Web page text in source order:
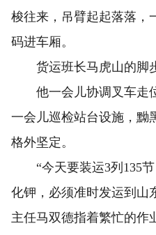
梭往来，吊臂起起落落，
码进车厢。
货运班长马虎山的脚步
他一会儿协调叉车走位
一会儿巡检站台设施，黝
格外坚定。
“今天要装运3列135节
化钾，必须准时发运到山
主任马双德指着繁忙的作